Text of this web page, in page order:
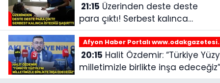
21:15
para çıktı! Serbest kalınca
istediği şaşırttı
Afyon Haber Portalı
20:15
milletimizle birlikte inşa edeceğiz”